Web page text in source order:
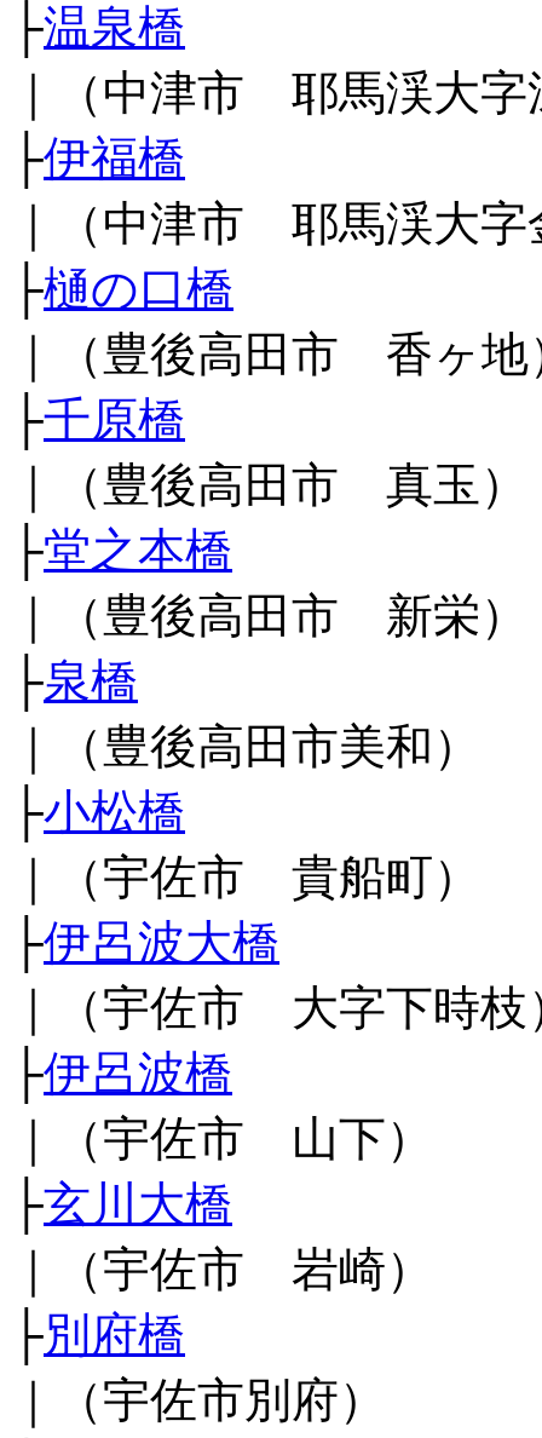
├温泉橋
｜（中津市 耶馬渓大字
├伊福橋
｜（中津市 耶馬渓大字
├樋の口橋
｜（豊後高田市 香ヶ地
├千原橋
｜（豊後高田市 真玉）
├堂之本橋
｜（豊後高田市 新栄）
├泉橋
｜（豊後高田市美和）
├小松橋
｜（宇佐市 貴船町）
├伊呂波大橋
｜（宇佐市 大字下時枝
├伊呂波橋
｜（宇佐市 山下）
├玄川大橋
｜（宇佐市 岩崎）
├別府橋
｜（宇佐市別府）